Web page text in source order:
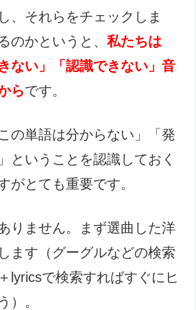
、それらをチェックしま
のかというと、私たちは
ない」「認識できない」音
らです。
の単語は分からない」「発
ということを認識しておく
がとても重要です。
りません。まず選曲した洋
ます（グーグルなどの検索
lyricsで検索すればすぐにヒ
）。